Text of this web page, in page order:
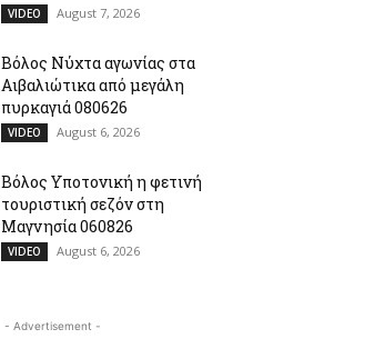
VIDEO August 7, 2026
Βόλος Νύχτα αγωνίας στα
Αιβαλιώτικα από μεγάλη
πυρκαγιά 080626
VIDEO August 6, 2026
Βόλος Υποτονική η φετινή
τουριστική σεζόν στη
Μαγνησία 060826
VIDEO August 6, 2026
- Advertisement -